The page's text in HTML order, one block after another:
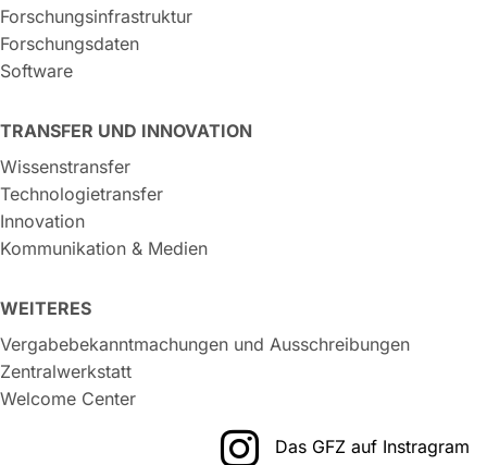
Forschungsinfrastruktur
Forschungsdaten
Software
TRANSFER UND INNOVATION
Wissenstransfer
Technologietransfer
Innovation
Kommunikation & Medien
WEITERES
Vergabebekanntmachungen und Ausschreibungen
Zentralwerkstatt
Welcome Center
Das GFZ auf Instragram